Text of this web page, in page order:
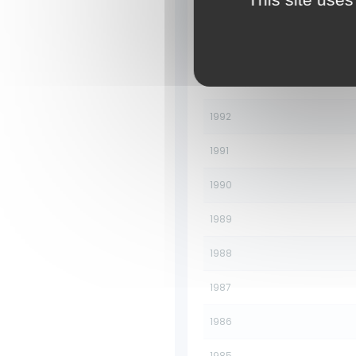
1992
1991
1990
1989
1988
1987
1986